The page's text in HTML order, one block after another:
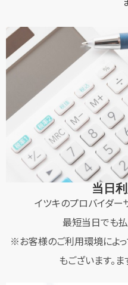
当日
イツキのプロバイダー
最短当日でも払
※お客様のご利用環境によ
もございます。